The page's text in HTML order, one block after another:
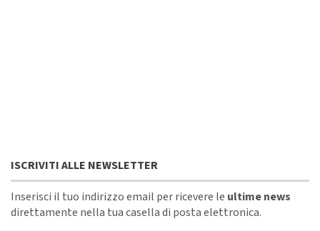
ISCRIVITI ALLE NEWSLETTER
Inserisci il tuo indirizzo email per ricevere le ultime news
direttamente nella tua casella di posta elettronica.